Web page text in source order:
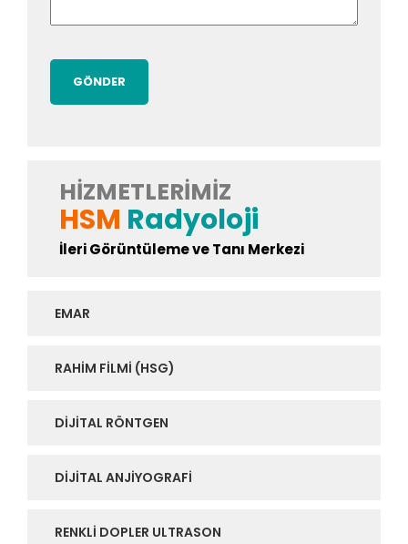
HIZMETLERIMIZ
HSM Radyoloji
İleri Görüntüleme ve Tanı Merkezi
EMAR
RAHIM FILMI (HSG)
DIJITAL RÖNTGEN
DIJITAL ANJIYOGRAFI
RENKLI DOPLER ULTRASON